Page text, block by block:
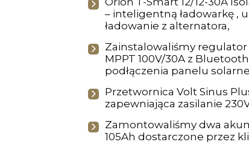
– inteligentną ładowarkę ,
ładowanie z alternatora,
Zainstalowaliśmy regulator
MPPT 100V/30A z
podłączenia panelu
Przetwornica Volt Sinus
zapewniająca zasilanie
Zamontowaliśmy dwa
105Ah dostarczone przez